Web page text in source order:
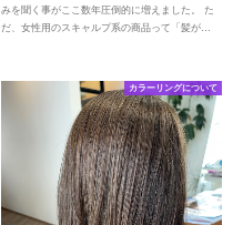
みを聞く事がここ数年圧倒的に増えました。 た
だ、女性用のスキャルプ系の商品って「髪が…
カラーリングについて